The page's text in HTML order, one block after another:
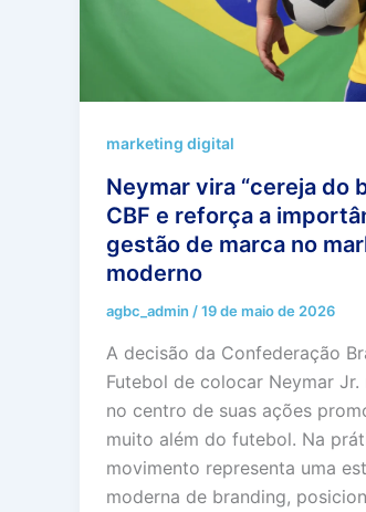
marketing digital
Neymar vira “cereja do
CBF e reforça a
gestão de marca no
moderno
agbc_admin /19 de maio de 2026
A decisão da Confederação
Futebol de colocar Neymar Jr.
no centro de suas ações
muito além do futebol. Na
movimento representa uma
moderna de branding,